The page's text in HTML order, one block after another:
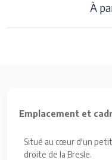
À
Emplacement et
Situé au cœur d'un petit
droite de la Bresle.